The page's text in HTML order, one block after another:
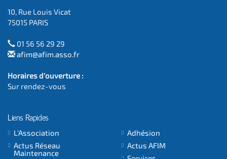
10, Rue Louis Vicat
75015 PARIS
01 56 56 29 29
afim@afim.asso.fr
Horaires d'ouverture :
Sur rendez-vous
Liens Rapides
L'Association
Adhésion
Actus Réseau
Maintenance
Actus AFIM